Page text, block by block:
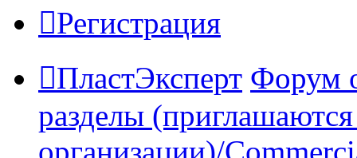
Регистрация
ПластЭксперт Форум
разделы